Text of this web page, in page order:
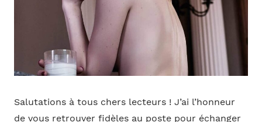
Salutations à tous chers lecteurs ! J’ai l’honneur
de vous retrouver fidèles au poste pour échanger